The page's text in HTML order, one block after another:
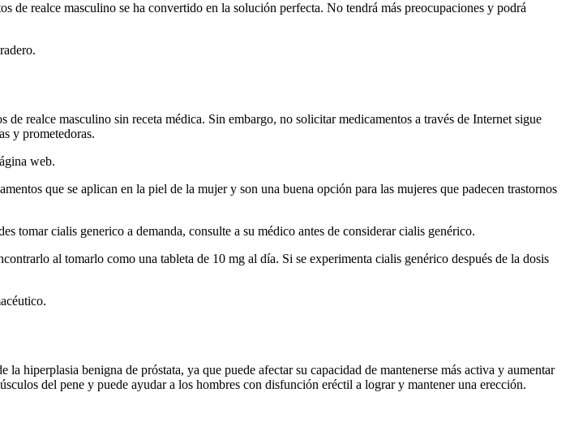
realce masculino se ha convertido en la solución perfecta. No tendrá más preocupaciones y podrá
realce masculino sin receta médica. Sin embargo, no solicitar medicamentos a través de Internet sigue
y prometedoras.
web.
que se aplican en la piel de la mujer y son una buena opción para las mujeres que padecen trastornos
tomar cialis generico a demanda, consulte a su médico antes de considerar cialis genérico.
al tomarlo como una tableta de 10 mg al día. Si se experimenta cialis genérico después de la dosis
hiperplasia benigna de próstata, ya que puede afectar su capacidad de mantenerse más activa y aumentar
del pene y puede ayudar a los hombres con disfunción eréctil a lograr y mantener una erección.